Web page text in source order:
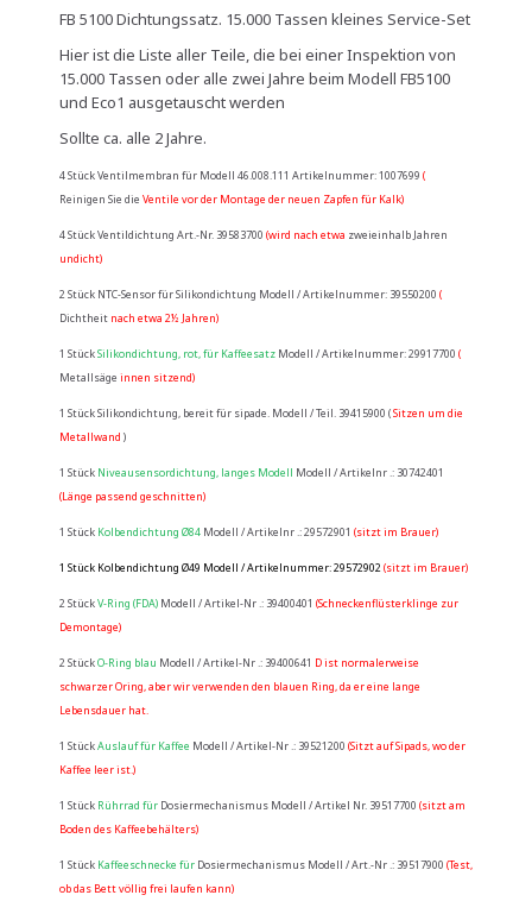
FB 5100 Dichtungssatz. 15.000 Tassen kleines Service-Set
Hier ist die Liste aller Teile, die bei einer Inspektion von
15.000 Tassen oder alle zwei Jahre beim Modell FB5100
und Eco1 ausgetauscht werden
Sollte ca. alle 2 Jahre.
4 Stück Ventilmembran für Modell 46.008.111 Artikelnummer: 1007699 (
Reinigen Sie die Ventile vor der Montage der neuen Zapfen für Kalk)
4 Stück Ventildichtung Art.-Nr. 39583700 (wird nach etwa zweieinhalb Jahren
undicht)
2 Stück NTC-Sensor für Silikondichtung Modell / Artikelnummer: 39550200 (
Dichtheit nach etwa 2½ Jahren)
1 StückSilikondichtung, rot, für Kaffeesatz Modell / Artikelnummer: 29917700 (
Metallsäge innen sitzend)
1 Stück Silikondichtung, bereit für sipade. Modell / Teil. 39415900 (Sitzen um die
Metallwand )
1 Stück Niveausensordichtung, langes Modell Modell / Artikelnr .: 30742401
(Länge passend geschnitten)
1 Stück Kolbendichtung Ø84 Modell / Artikelnr .: 29572901 (sitzt im Brauer)
1 Stück Kolbendichtung Ø49 Modell / Artikelnummer: 29572902(sitzt im Brauer)
2 StückV-Ring (FDA) Modell / Artikel-Nr .: 39400401 (Schneckenflüsterklinge zur
Demontage)
2 StückO-Ring blau Modell / Artikel-Nr .: 39400641 Dist normalerweise
schwarzer Oring, aber wir verwenden den blauen Ring, da er eine lange
Lebensdauer hat.
1 StückAuslauf für Kaffee Modell / Artikel-Nr .: 39521200 (Sitzt auf Sipads, wo der
Kaffee leer ist.)
1 Stück Rührrad für Dosiermechanismus Modell / Artikel Nr. 39517700 (sitzt am
Boden des Kaffeebehälters)
1 Stück Kaffeeschnecke für Dosiermechanismus Modell / Art.-Nr .: 39517900 (Test,
ob das Bett völlig frei laufen kann)